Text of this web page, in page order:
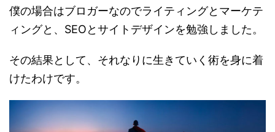
僕の場合はブロガーなのでライティングとマーケテ
ィングと、SEOとサイトデザインを勉強しました。
その結果として、それなりに生きていく術を身に着
けたわけです。